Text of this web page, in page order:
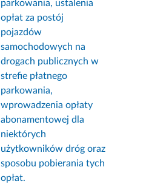
parkowania, ustalenia
opłat za postój
pojazdów
samochodowych na
drogach publicznych w
strefie płatnego
parkowania,
wprowadzenia opłaty
abonamentowej dla
niektórych
użytkowników dróg oraz
sposobu pobierania tych
opłat.